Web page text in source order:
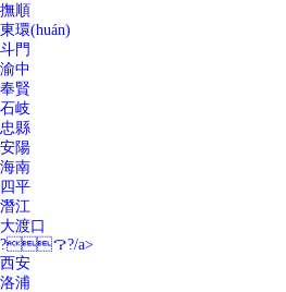
撫順
東環(huán)
斗門
渝中
奉賢
石岐
忠縣
安陽
海南
四平
潛江
大渡口
?？?/a>
西安
洛浦